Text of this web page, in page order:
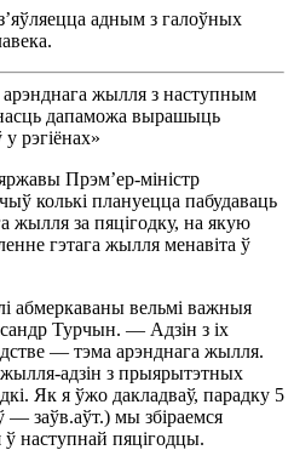
адным з галоўных
Прэм’ер-міністр
колькі плануецца пабудаваць
жылля за пяцігодку, на якую
гэтага жылля менавіта ў
абмеркаваны вельмі важныя
Турчын. — Адзін з іх
— тэма арэнднага жылля.
адзін з прыярытэтных
Як я ўжо дакладваў, парадку 5
— заўв.аўт.) мы збіраемся
наступнай пяцігодцы.